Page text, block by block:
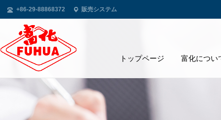
+86-29-88868372 販売システム
トップページ 富化につい